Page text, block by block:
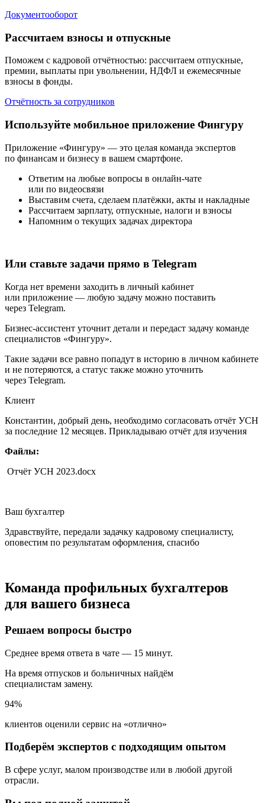
Документооборот
Рассчитаем взносы и отпускные
Поможем с кадровой отчётностью: рассчитаем отпускные,
премии, выплаты при увольнении, НДФЛ и ежемесячные
взносы в фонды.
Отчётность за сотрудников
Используйте мобильное приложение Фингуру
Приложение «Фингуру» — это целая команда экcпертов
по финансам и бизнесу в вашем смартфоне.
Ответим на любые вопросы в онлайн-чате
или по видеосвязи
Выставим счета, сделаем платёжки, акты и накладные
Рассчитаем зарплату, отпускные, налоги и взносы
Напомним о текущих задачах директора
Или ставьте задачи прямо в Telegram
Когда нет времени заходить в личный кабинет
или приложение — любую задачу можно поставить
через Telegram.
Бизнес-ассистент уточнит детали и передаст задачу команде
специалистов «Фингуру».
Такие задачи все равно попадут в историю в личном кабинете
и не потеряются, а статус также можно уточнить
через Telegram.
Клиент
Константин, добрый день, необходимо согласовать отчёт УСН
за последние 12 месяцев. Прикладываю отчёт для изучения
Файлы:
Отчёт УСН 2023.docx
Ваш бухгалтер
Здравствуйте, передали задачку кадровому специалисту,
оповестим по результатам оформления, спасибо
Команда профильных бухгалтеров
для вашего бизнеса
Решаем вопросы быстро
Среднее время ответа в чате — 15 минут.
На время отпусков и больничных найдём
специалистам замену.
94%
клиентов оценили сервис на «отлично»
Подберём экспертов с подходящим опытом
В сфере услуг, малом производстве или в любой другой
отрасли.